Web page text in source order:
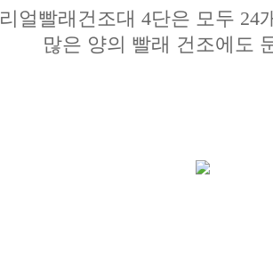
리얼빨래건조대 4단은 모두 24
많은 양의 빨래 건조에도